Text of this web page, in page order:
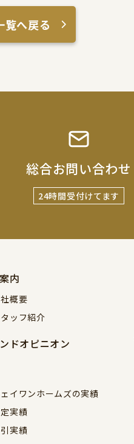
覧へ戻る
総合お問い合わせ
24時間受付けてます
内
概要
ッフ紹介
ドオピニオン
イワンホームズの実績
実績
実績